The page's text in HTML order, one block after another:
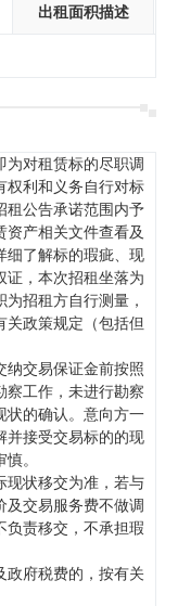
出租面积描述
为对租赁标的尽职调
权利和义务自行对标
租公告承诺范围内予
资产相关文件查看及
细了解标的瑕疵、现
证，本次招租坐落为
招租方自行测量，
关政策规定（包括但
纳交易保证金前按照
察工作，未进行勘察
状的确认。意向方一
并接受交易标的的现
。
现状移交为准，若与
及交易服务费不做调
负责移交，不承担瑕
政府税费的，按有关